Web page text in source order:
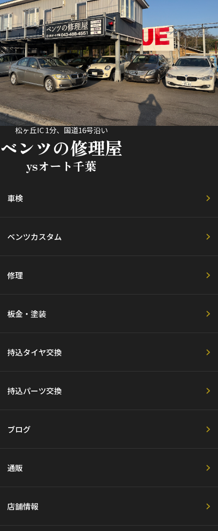
松ヶ丘IC 1分、国道16号沿い
ベンツの修理屋
ysオート千葉
車検
ベンツカスタム
修理
板金・塗装
持込タイヤ交換
持込パーツ交換
ブログ
通販
店舗情報